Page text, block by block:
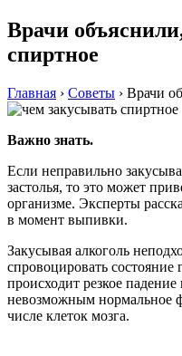
Врачи
спиртное
Главная › Советы › Врачи
Важно знать.
Если неправильно
застолья, то это может
организме. Эксперты
в момент выпивки.
Закусывая алкоголь
спровоцировать
происходит резкое
невозможным нормальное
числе клеток мозга.